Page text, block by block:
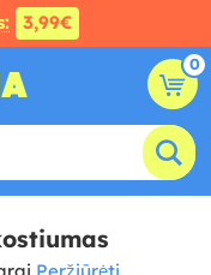
3,99€
0